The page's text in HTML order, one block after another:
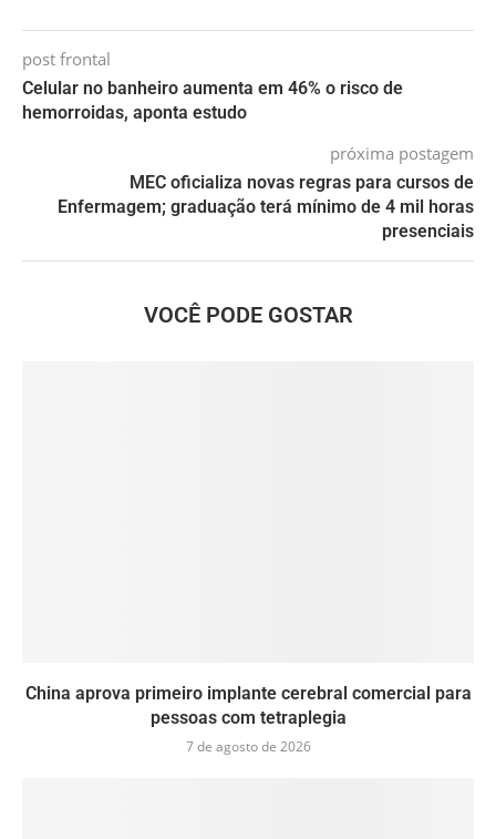
post frontal
Celular no banheiro aumenta em 46% o risco de
hemorroidas, aponta estudo
próxima postagem
MEC oficializa novas regras para cursos de
Enfermagem; graduação terá mínimo de 4 mil horas
presenciais
VOCÊ PODE GOSTAR
China aprova primeiro implante cerebral comercial para
pessoas com tetraplegia
7 de agosto de 2026